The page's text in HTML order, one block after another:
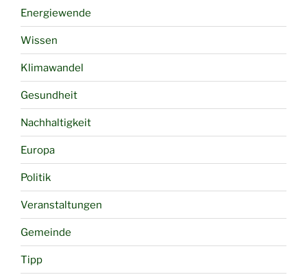
Energiewende
Wissen
Klimawandel
Gesundheit
Nachhaltigkeit
Europa
Politik
Veranstaltungen
Gemeinde
Tipp